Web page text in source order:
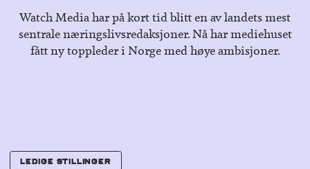
Watch Media har på kort tid blitt en av landets mest
sentrale næringslivsredaksjoner. Nå har mediehuset
fått ny toppleder i Norge med høye ambisjoner.
Ledige stillinger